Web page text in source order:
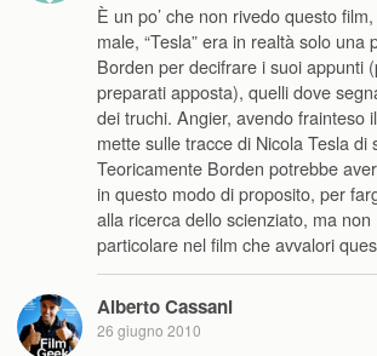
È un po’ che non rivedo questo
male, “Tesla” era in realtà solo una
Borden per decifrare i suoi appunti
preparati apposta), quelli dove
dei truchi. Angier, avendo frainteso
mette sulle tracce di Nicola Tesla di
Teoricamente Borden potrebbe
in questo modo di proposito, per
alla ricerca dello scienziato, ma
particolare nel film che avvalori
Alberto Cassani
26 giugno 2010